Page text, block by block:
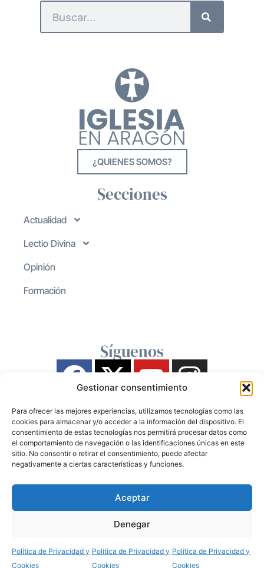
Gestionar consentimiento
Para ofrecer las mejores experiencias, utilizamos tecnologías como las
cookies para almacenar y/o acceder a la información del dispositivo. El
consentimiento de estas tecnologías nos permitirá procesar datos como
el comportamiento de navegación o las identificaciones únicas en este
sitio. No consentir o retirar el consentimiento, puede afectar
negativamente a ciertas características y funciones.
Aceptar
Denegar
Política de Privacidad y
Cookies
Política de Privacidad y
Cookies
Política de Privacidad y
Cookies
¿QUIENES SOMOS?
Secciones
Actualidad
Lectio Divina
Opinión
Formación
Síguenos